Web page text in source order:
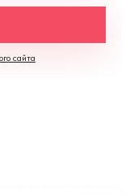
сайта